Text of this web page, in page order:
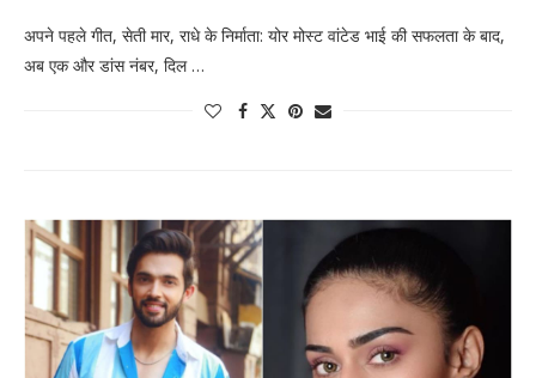
अपने पहले गीत, सेती मार, राधे के निर्माता: योर मोस्ट वांटेड भाई की सफलता के बाद,
अब एक और डांस नंबर, दिल …